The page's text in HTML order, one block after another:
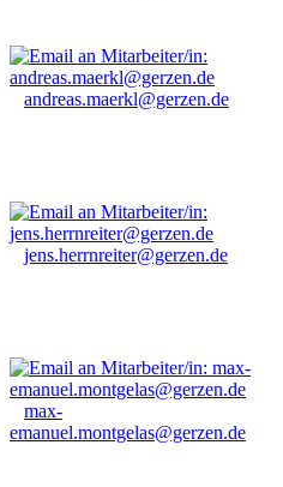
andreas.maerkl@gerzen.de
jens.herrnreiter@gerzen.de
max-
emanuel.montgelas@gerzen.de